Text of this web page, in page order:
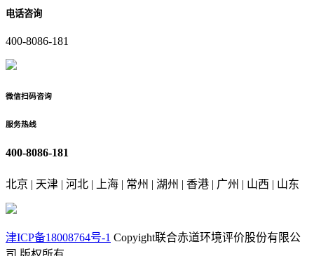
电话咨询
400-8086-181
微信扫码咨询
服务热线
400-8086-181
北京 | 天津 | 河北 | 上海 | 常州 | 湖州 | 香港 | 广州 | 山西 | 山东
津ICP备18008764号-1 Copyight联合赤道环境评价股份有限公